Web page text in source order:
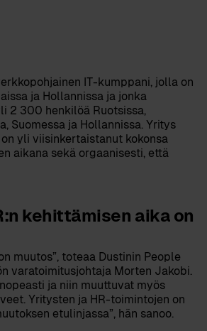
IT-kumppani, jolla on
ja Hollannissa ja jonka
2 300 henkilöä Ruotsissa,
Suomessa ja Hollannissa. Yritys
yli viisinkertaistanut kokonsa
aikana sekä orgaanisesti, että
kehittämisen aika on
muutos”, toteaa Dustinin People
varatoimitusjohtaja Morten Jakobi.
ja niin muuttuvat myös
Yritysten ja HR-toimintojen on
etulinjassa”, hän sanoo.